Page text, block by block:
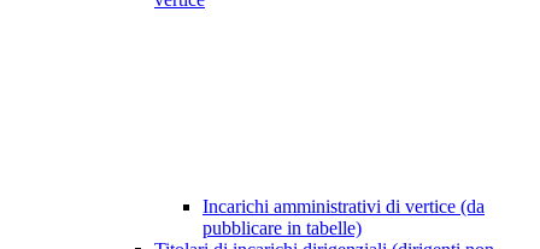
Incarichi amministrativi di vertice (da
pubblicare in tabelle)